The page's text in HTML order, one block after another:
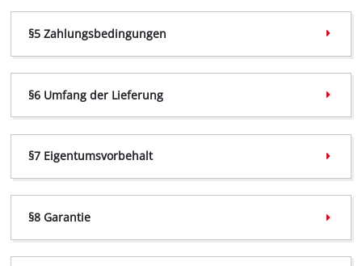
§5 Zahlungsbedingungen
§6 Umfang der Lieferung
§7 Eigentumsvorbehalt
§8 Garantie